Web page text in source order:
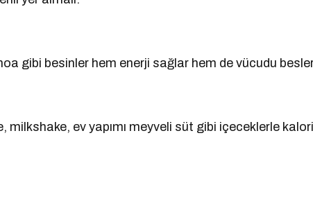
gibi besinler hem enerji sağlar hem de vücudu
ev yapımı meyveli süt gibi içeceklerle kalori